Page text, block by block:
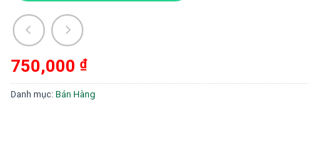
750,000 ₫
Danh mục: Bán Hàng